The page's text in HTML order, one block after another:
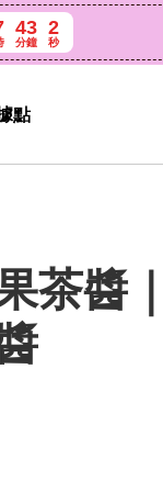
43
分鐘
0
秒
點
茶醬